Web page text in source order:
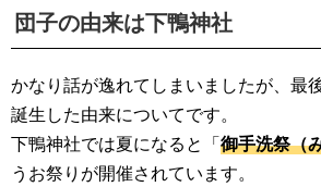
団子の由来は下鴨神社
かなり話が逸れてしまいましたが、最
誕生した由来についてです。
下鴨神社では夏になると「御手洗祭（
うお祭りが開催されています。